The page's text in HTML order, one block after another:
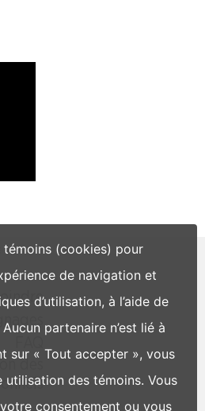
des
témoins (cookies) pour
de navigation et
d’utilisation, à l’aide de
partenaire n’est lié à
sur « Tout accepter », vous
utilisation des témoins. Vous
consentement ou vous